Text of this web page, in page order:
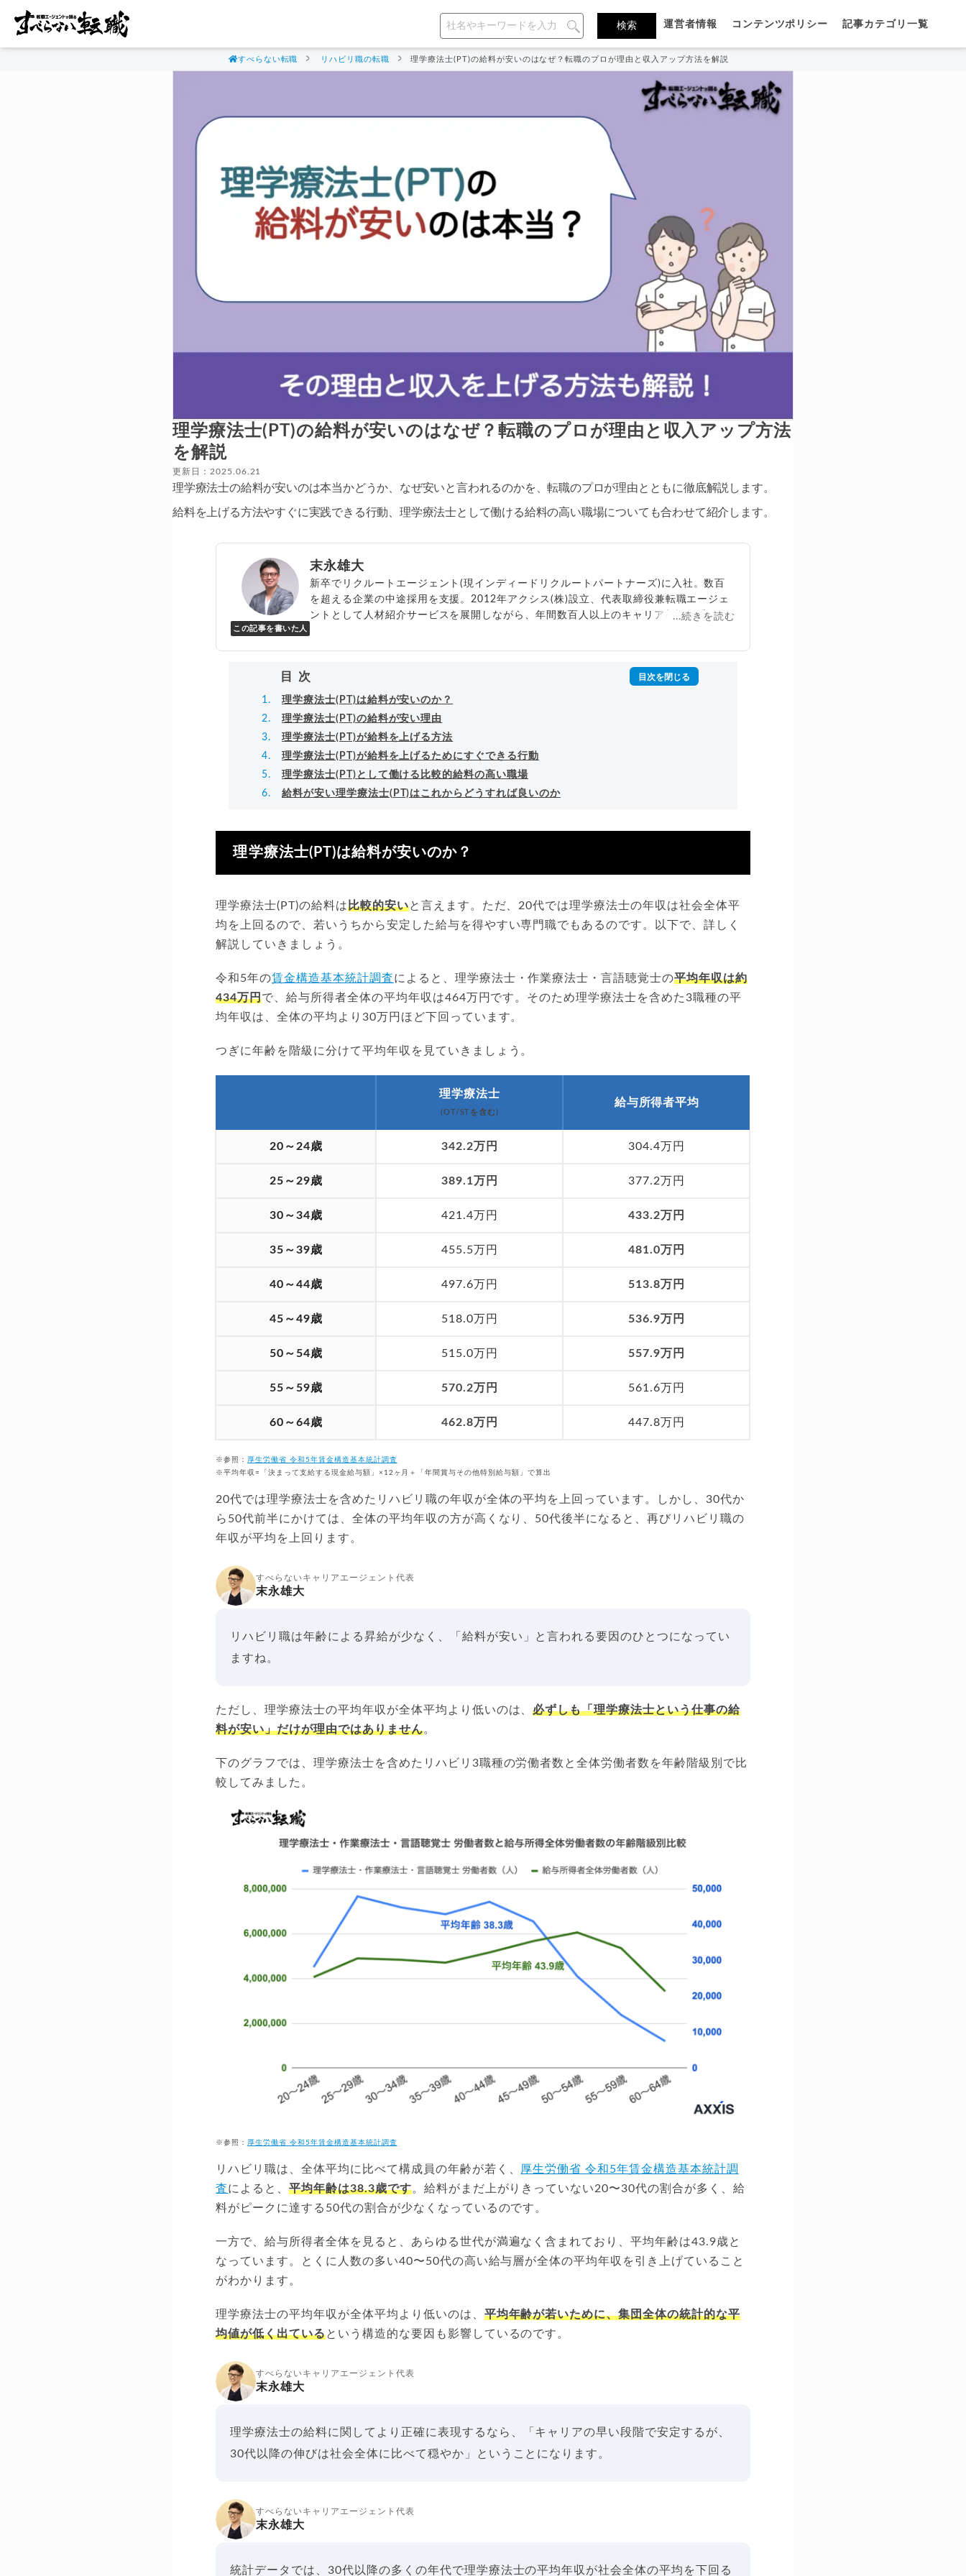
運営者情報 コンテンツポリシー 記事カテゴリ一覧
すべらない転職 リハビリ職の転職 理学療法士(PT)の給料が安いのはなぜ？転職のプロが理由と収入アップ方法を解説
理学療法士(PT)の給料が安いのはなぜ？転職のプロが理由と収入アップ方法
を解説
更新日：2025.06.21
理学療法士の給料が安いのは本当かどうか、なぜ安いと言われるのかを、転職のプロが理由とともに徹底解説します。
給料を上げる方法やすぐに実践できる行動、理学療法士として働ける給料の高い職場についても合わせて紹介します。
この記事を書いた人
末永雄大
新卒でリクルートエージェント(現インディードリクルートパートナーズ)に入社。数百
を超える企業の中途採用を支援。2012年アクシス(株)設立、代表取締役兼転職エージェ
ントとして人材紹介サービスを展開しながら、年間数百人以上のキャリア相談に乗る。
...続きを読む
目次
理学療法士(PT)は給料が安いのか？
理学療法士(PT)の給料が安い理由
理学療法士(PT)が給料を上げる方法
理学療法士(PT)が給料を上げるためにすぐできる行動
理学療法士(PT)として働ける比較的給料の高い職場
給料が安い理学療法士(PT)はこれからどうすれば良いのか
理学療法士(PT)は給料が安いのか？
理学療法士(PT)の給料は比較的安いと言えます。ただ、20代では理学療法士の年収は社会全体平
均を上回るので、若いうちから安定した給与を得やすい専門職でもあるのです。以下で、詳しく
解説していきましょう。
令和5年の賃金構造基本統計調査によると、理学療法士・作業療法士・言語聴覚士の平均年収は約
434万円で、給与所得者全体の平均年収は464万円です。そのため理学療法士を含めた3職種の平
均年収は、全体の平均より30万円ほど下回っています。
つぎに年齢を階級に分けて平均年収を見ていきましょう。
理学療法士
(OT/STを含む)
給与所得者平均
20～24歳 342.2万円 304.4万円
25～29歳 389.1万円 377.2万円
30～34歳 421.4万円 433.2万円
35～39歳 455.5万円 481.0万円
40～44歳 497.6万円 513.8万円
45～49歳 518.0万円 536.9万円
50～54歳 515.0万円 557.9万円
55～59歳 570.2万円 561.6万円
60～64歳 462.8万円 447.8万円
※参照：
厚生労働省 令和5年賃金構造基本統計調査
※平均年収=「決まって支給する現金給与額」×12ヶ月＋「年間賞与その他特別給与額」で算出
20代では理学療法士を含めたリハビリ職の年収が全体の平均を上回っています。しかし、30代か
ら50代前半にかけては、全体の平均年収の方が高くなり、50代後半になると、再びリハビリ職の
年収が平均を上回ります。
すべらないキャリアエージェント代表
末永雄大
リハビリ職は年齢による昇給が少なく、「給料が安い」と言われる要因のひとつになってい
ますね。
ただし、理学療法士の平均年収が全体平均より低いのは、必ずしも「理学療法士という仕事の給
料が安い」だけが理由ではありません。
下のグラフでは、理学療法士を含めたリハビリ3職種の労働者数と全体労働者数を年齢階級別で比
較してみました。
※参照： 厚生労働省 令和5年賃金構造基本統計調査
リハビリ職は、全体平均に比べて構成員の年齢が若く、 厚生労働省 令和5年賃金構造基本統計調
査によると、平均年齢は38.3歳です。給料がまだ上がりきっていない20〜30代の割合が多く、給
料がピークに達する50代の割合が少なくなっているのです。
一方で、給与所得者全体を見ると、あらゆる世代が満遍なく含まれており、平均年齢は43.9歳と
なっています。とくに人数の多い40〜50代の高い給与層が全体の平均年収を引き上げていること
がわかります。
理学療法士の平均年収が全体平均より低いのは、 平均年齢が若いために、集団全体の統計的な平
均値が低く出ているという構造的な要因も影響しているのです。
すべらないキャリアエージェント代表
末永雄大
理学療法士の給料に関してより正確に表現するなら、「キャリアの早い段階で安定するが、
30代以降の伸びは社会全体に比べて穏やか」ということになります。
すべらないキャリアエージェント代表
末永雄大
統計データでは、30代以降の多くの年代で理学療法士の平均年収が社会全体の平均を下回る